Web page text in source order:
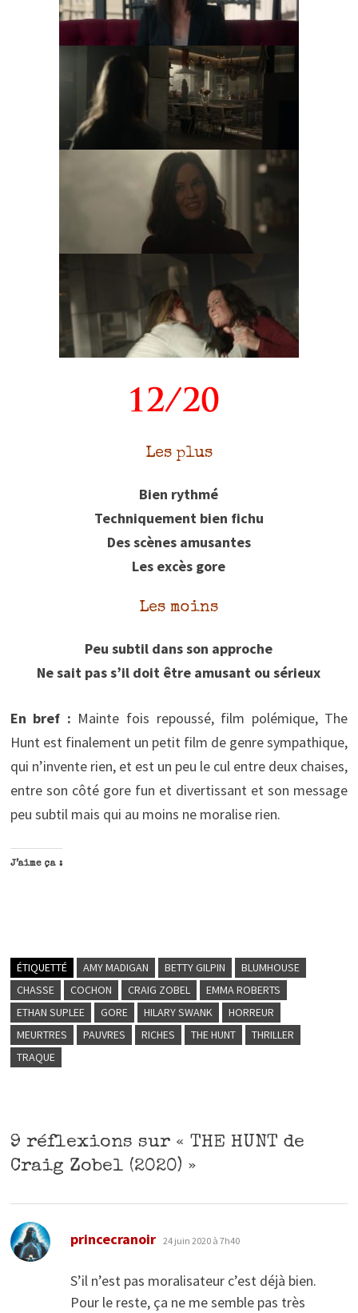
Les plus
Bien rythmé
Techniquement bien fichu
Des scènes amusantes
Les excès gore
Les moins
Peu subtil dans son approche
Ne sait pas s’il doit être amusant ou sérieux
En bref : Mainte fois repoussé, film polémique, The
Hunt est finalement un petit film de genre sympathique,
qui n’invente rien, et est un peu le cul entre deux chaises,
entre son côté gore fun et divertissant et son message
peu subtil mais qui au moins ne moralise rien.
J’aime ça :
ÉTIQUETTÉ AMY MADIGAN BETTY GILPIN
BLUMHOUSE
CHASSE
COCHON CRAIG ZOBEL
EMMA ROBERTS
ETHAN SUPLEE
GORE HILARY SWANK
HORREUR
MEURTRES
PAUVRES RICHES THE HUNT
THRILLER
TRAQUE
9 réflexions sur « THE HUNT de
Craig Zobel (2020) »
princecranoir dit :
24 juin 2020 à 7h40
S’il n’est pas moralisateur c’est déjà bien.
Pour le reste, ça ne me semble pas très